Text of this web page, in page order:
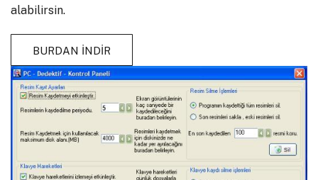
alabilirsin.
BURDAN İNDİR